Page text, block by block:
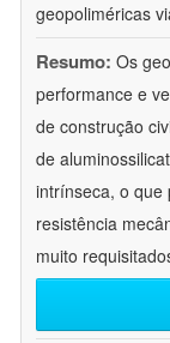
geopoliméricas
Resumo: Os
performance e
de construção
de
intrínseca, o que
resistência
muito